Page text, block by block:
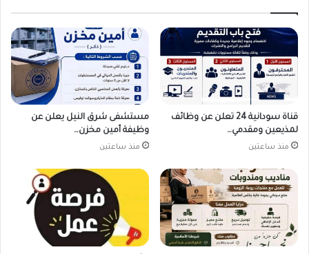
قناة سودانية 24 تعلن عن وظائف
لمذيعين ومقدمي…
منذ ساعتين
مستشفى شرق النيل يعلن عن
وظيفة أمين مخزن…
منذ ساعتين